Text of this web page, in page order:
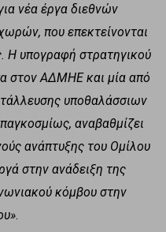
νέα έργα διεθνών
που επεκτείνονται
Η υπογραφή στρατηγικού
στον ΑΔΜΗΕ και μία από
υποθαλάσσιων
αναβαθμίζει
ανάπτυξης του Ομίλου
στην ανάδειξη της
κόμβου στην
.